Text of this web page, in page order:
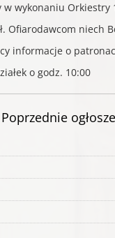
wykonaniu
Ofiarodawcom niech
informacje o
o godz. 10:00
Poprzednie